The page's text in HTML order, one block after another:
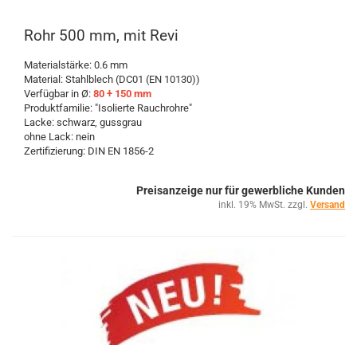
Rohr 500 mm, mit Revi
Materialstärke: 0.6 mm
Material: Stahlblech (DC01 (EN 10130))
Verfügbar in Ø: 80 + 150 mm
Produktfamilie: "Isolierte Rauchrohre"
Lacke: schwarz, gussgrau
ohne Lack: nein
Zertifizierung: DIN EN 1856-2
Preisanzeige nur für gewerbliche Kunden
inkl. 19% MwSt. zzgl. Versand